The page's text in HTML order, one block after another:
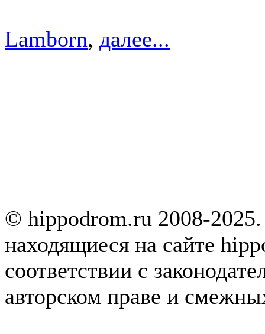
Lamborn, далее...
© hippodrom.ru 2008-
находящиеся на сайте
соответствии с
авторском праве и